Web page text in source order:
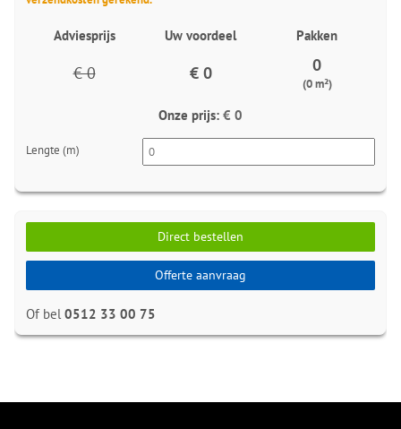
Adviesprijs Uw voordeel Pakken
€ 0 € 0 0
(0 m²)
Onze prijs: € 0
Lengte (m)
Direct bestellen
Offerte aanvraag
Of bel 0512 33 00 75